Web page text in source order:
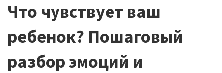
Что чувствует ваш
ребенок? Пошаговый
разбор эмоций и